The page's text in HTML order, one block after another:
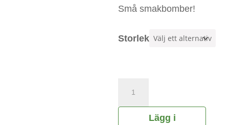
Små smakbomber!
Storlek
Lägg i